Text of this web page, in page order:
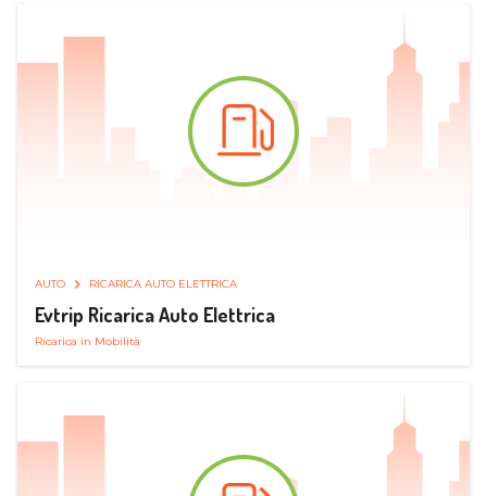
AUTO RICARICA AUTO ELETTRICA
Evtrip Ricarica Auto Elettrica
Ricarica in Mobilità